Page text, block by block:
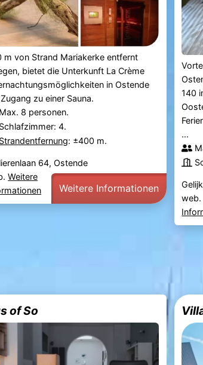
m von Strand Mariakerke entfernt
bietet die Unterkunft La Crème
in Ostende
zu einer Sauna.
Max. 8 personen.
Schlafzimmer: 4.
Strandentfernung: ±400 m.
64, Ostende
Weitere
Weitere Informationen
140
...
of So